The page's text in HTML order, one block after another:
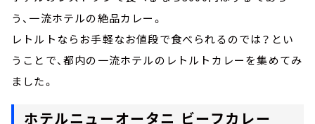
う、一流ホテルの絶品カレー。
レトルトならお手軽なお値段で食べられるのでは？とい
うことで、都内の一流ホテルのレトルトカレーを集めてみ
ました。
ホテルニューオータニ ビーフカレー